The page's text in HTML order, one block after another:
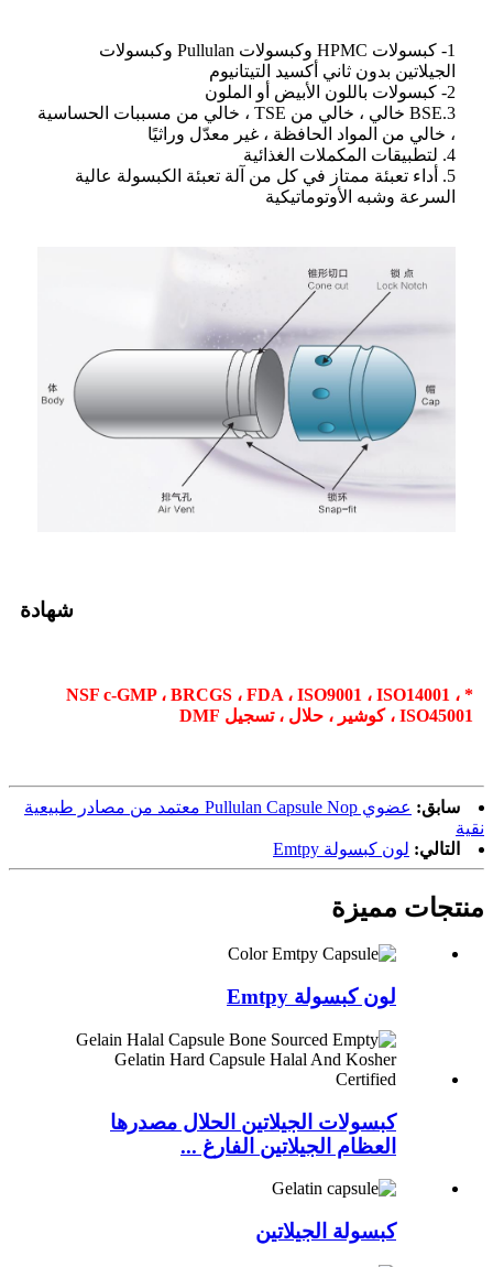
1- كبسولات HPMC وكبسولات Pullulan وكبسولات
الجيلاتين بدون ثاني أكسيد التيتانيوم
2- كبسولات باللون الأبيض أو الملون
3.BSE خالي ، خالي من TSE ، خالي من مسببات الحساسية
، خالي من المواد الحافظة ، غير معدّل وراثيًا
4. لتطبيقات المكملات الغذائية
5. أداء تعبئة ممتاز في كل من آلة تعبئة الكبسولة عالية
السرعة وشبه الأوتوماتيكية
شهادة
* NSF c-GMP ، BRCGS ، FDA ، ISO9001 ، ISO14001 ،
ISO45001 ، كوشير ، حلال ، تسجيل DMF
سابق:
عضوي Pullulan Capsule Nop معتمد من مصادر طبيعية
نقية
التالي: لون كبسولة Emtpy
منتجات مميزة
لون كبسولة Emtpy
كبسولات الجيلاتين الحلال مصدرها
العظام الجيلاتين الفارغ ...
كبسولة الجيلاتين